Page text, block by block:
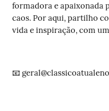
formadora e apaixonada
caos. Por aqui, partilho
vida e inspiração, com
📧